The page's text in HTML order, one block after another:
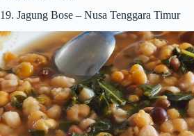
19. Jagung Bose – Nusa Tenggara Timur